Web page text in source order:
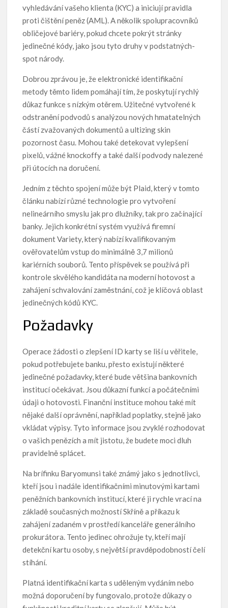
vyhledávání vašeho klienta (KYC) a iniciují pravidla
proti čištění peněz (AML). A několik spolupracovníků
obličejové bariéry, pokud chcete pokrýt stránky
jedinečné kódy, jako jsou tyto druhy v podstatných-
spot národy.
Dobrou zprávou je, že elektronické identifikační
metody těmto lidem pomáhají tím, že poskytují rychlý
důkaz funkce s nízkým otěrem. Užitečné vytvořené k
odstranění podvodů s analýzou nových hmatatelných
částí zvažovaných dokumentů a ultizing skin
pozornost času. Mohou také detekovat vylepšení
pixelů, vážné knockoffy a také další podvody nalezené
při útocích na doručení.
Jedním z těchto spojení může být Plaid, který v tomto
článku nabízí různé technologie pro vytvoření
nelineárního smyslu jak pro dlužníky, tak pro začínající
banky. Jejich konkrétní systém využívá firemní
dokument Variety, který nabízí kvalifikovaným
ověřovatelům vstup do minimálně 3,7 milionů
kariérních souborů. Tento příspěvek se používá při
kontrole skvělého kandidáta na moderní hotovost a
zahájení schvalování zaměstnání, což je klíčová oblast
jedinečných kódů KYC.
Požadavky
Operace žádosti o zlepšení ID karty se liší u věřitele,
pokud potřebujete banku, přesto existují některé
jedinečné požadavky, které bude většina bankovních
institucí očekávat. Jsou důkazní funkcí a počátečními
údaji o hotovosti. Finanční instituce mohou také mít
nějaké další oprávnění, například poplatky, stejně jako
vkládat výpisy. Tyto informace jsou zvyklé rozhodovat
o vašich penězích a mít jistotu, že budete moci dluh
pravidelně splácet.
Na brífinku Baryomunsi také známý jako s jednotlivci,
kteří jsou i nadále identifikačními minutovými kartami
peněžních bankovních institucí, které ji rychle vrací na
základě současných možností Skříně a příkazu k
zahájení zadaném v prostředí kanceláře generálního
prokurátora. Tento jedinec ohrožuje ty, kteří mají
detekční kartu osoby, s největší pravděpodobností čelí
stíhání.
Platná identifikační karta s uděleným vydáním nebo
možná doporučení by fungovalo, protože důkazy o